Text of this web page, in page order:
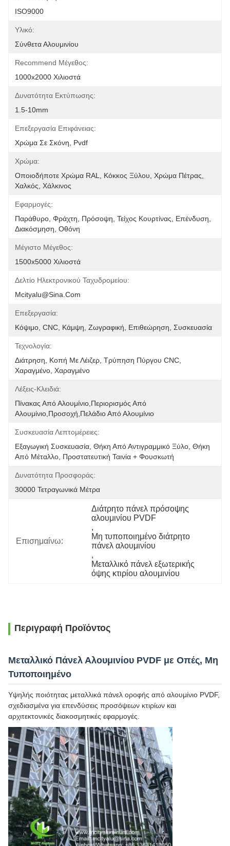
ISO9000
Υλικό:
Σύνθετα Αλουμινίου
Recommend Μέγεθος:
1000x2000 Χιλιοστά
Δυνατότητα Εκτύπωσης:
1.5-10mm
Επεξεργασία Επιφάνειας:
Χρώμα Σε Σκόνη, Pvdf
Χρώμα:
Οποιοδήποτε Χρώμα RAL, Κόκκος Ξύλου, Χρώμα Πέτρας,
Χαλκός, Χάλκινος
Εφαρμογές:
Παράθυρο, Φράχτη, Πρόσοψη, Τείχος Κουρτίνας, Επένδυση,
Διακόσμηση, Οθόνη
Μέγιστο Μέγεθος:
1500x5000 Χιλιοστά
Δελτίο Ηλεκτρονικού Ταχυδρομείου:
Mcityalu@sina.com
Επεξεργασία:
Κόψιμο, CNC, Κάμψη, Ζωγραφική, Επιθεώρηση, Συσκευασία
Τεχνολογία:
Διάτρηση, Κοπή Με Λέιζερ, Τρύπηση Πύργου CNC,
Χαραγμένο, Χαραγμένο
Λέξεις-Κλειδιά:
Πίνακας Από Αλουμίνιο,περιορισμός Από
Αλουμίνιο,προσοχή,πελάδιο Από Αλουμίνιο
Συσκευασία Λεπτομέρειες:
Εξαγωγική Συσκευασία, Θήκη Από Αντιγραμμικό Ξύλο, Θήκη
Από Μέταλλο, Προστατευτική Ταινία + Φουσκωτή
Δυνατότητα Προσφοράς:
30000 Τετραγωνικά Μέτρα
Επισημαίνω:
Διάτρητο πάνελ πρόσοψης
αλουμινίου PVDF
,
Μη τυποποιημένο διάτρητο
πάνελ αλουμινίου
,
Μεταλλικό πάνελ εξωτερικής
όψης κτιρίου αλουμινίου
Περιγραφή Προϊόντος
Μεταλλικό Πάνελ Αλουμινίου PVDF με Οπές, Μη
Τυποποιημένο
Υψηλής ποιότητας μεταλλικά πάνελ οροφής από αλουμίνιο PVDF,
σχεδιασμένα για επενδύσεις προσόψεων κτιρίων και
αρχιτεκτονικές διακοσμητικές εφαρμογές.